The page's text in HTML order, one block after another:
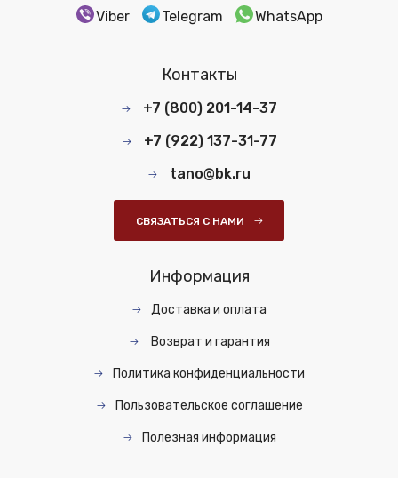
Viber Telegram WhatsApp
Контакты
+7 (800) 201-14-37
+7 (922) 137-31-77
tano@bk.ru
СВЯЗАТЬСЯ С НАМИ
Информация
Доставка и оплата
Возврат и гарантия
Политика конфиденциальности
Пользовательское соглашение
Полезная информация